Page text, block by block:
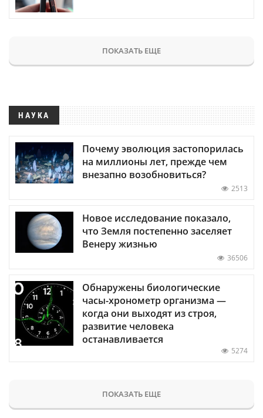
ПОКАЗАТЬ ЕЩЕ
НАУКА
Почему эволюция застопорилась
на миллионы лет, прежде чем
внезапно возобновиться?
2513
Новое исследование показало,
что Земля постепенно заселяет
Венеру жизнью
36506
Обнаружены биологические
часы-хронометр организма —
когда они выходят из строя,
развитие человека
останавливается
5274
ПОКАЗАТЬ ЕЩЕ